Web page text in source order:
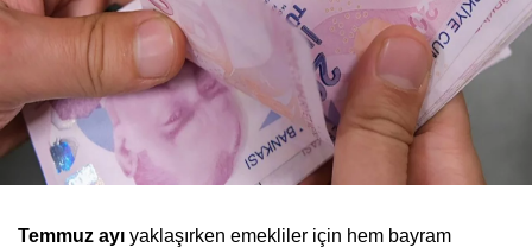
Temmuz ayı yaklaşırken emekliler için hem bayram